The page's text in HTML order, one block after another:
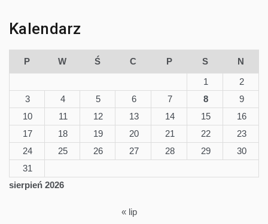
Kalendarz
sierpień 2026
P W Ś C P S
N
1
2
3
4 5 6 7 8
9
10
11 12 13 14 15
16
17
18 19 20 21 22
23
24
25 26 27 28 29
30
31
« lip